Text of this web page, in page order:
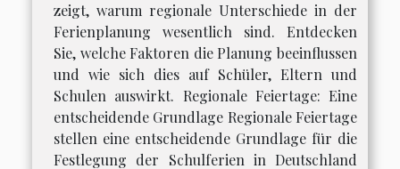
zeigt, warum regionale Unterschiede in der
Ferienplanung wesentlich sind. Entdecken
Sie, welche Faktoren die Planung beeinflussen
und wie sich dies auf Schüler, Eltern und
Schulen auswirkt. Regionale Feiertage: Eine
entscheidende Grundlage Regionale Feiertage
stellen eine entscheidende Grundlage für die
Festlegung der Schulferien in Deutschland